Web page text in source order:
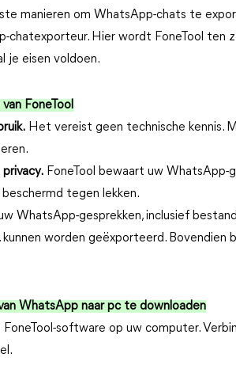
manieren om WhatsApp-chats te
chatexporteur. Hier wordt FoneTool ten
je eisen voldoen.
FoneTool
Het vereist geen technische kennis.
FoneTool bewaart uw WhatsApp-
tegen lekken.
WhatsApp-gesprekken, inclusief
kunnen worden geëxporteerd. Bovendien
WhatsApp naar pc te downloaden
software op uw computer.